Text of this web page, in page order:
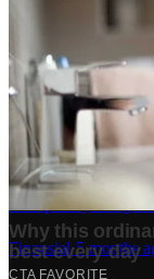
Stok BBM di
Dampaknya bagi
Finansial·5 months